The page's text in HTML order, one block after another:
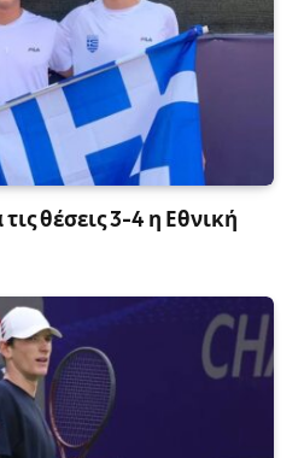
τις θέσεις 3-4 η Εθνική